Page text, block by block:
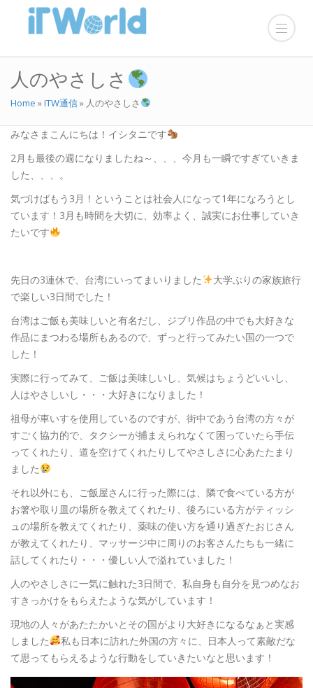
人のやさしさ
Home »ITW通信» 人のやさしさ
みなさまこんにちは！イシタニです
2月も最後の週になりましたね～、、、今月も一瞬ですぎていきま
した、、、。
気づけばもう3月！ということは社会人になって1年になろうとし
ています！3月も時間を大切に、効率よく、誠実にお仕事していき
たいです
先日の3連休で、台湾にいってまいりました
大学ぶりの家族旅行
で楽しい3日間でした！
台湾はご飯も美味しいと有名だし、ジブリ作品の中でも大好きな
作品にまつわる場所もあるので、ずっと行ってみたい国の一つで
した！
実際に行ってみて、ご飯は美味しいし、気候はちょうどいいし、
人はやさしいし・・・大好きになりました！
祖母が車いすを使用しているのですが、街中であう台湾の方々が
すごく協力的で、タクシーが捕まえられなくて困っていたら手伝
ってくれたり、道を空けてくれたりしてやさしさに心あたたまり
ました
それ以外にも、ご飯屋さんに行った際には、隣で食べている方が
お箸や取り皿の場所を教えてくれたり、後ろにいる方がティッシ
ュの場所を教えてくれたり、薬味の使い方を通り過ぎたおじさん
が教えてくれたり、マッサージ中に周りのお客さんたちも一緒に
話してくれたり・・・優しい人で溢れていました！
人のやさしさに一気に触れた3日間で、私自身も自分を見つめなお
すきっかけをもらえたような気がしています！
現地の人々があたたかいとその国がより大好きになるなぁと実感
しました
私も日本に訪れた外国の方々に、日本人って素敵だな
て思ってもらえるような行動をしていきたいなと思います！